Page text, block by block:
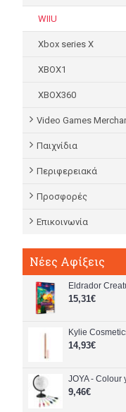
WIIU
Xbox series X
XBOX1
XBOX360
Video Games
Παιχνίδια
Περιφερειακά
Προσφορές
Επικοινωνία
Νέες Αφίξεις
Eldrador
15,31€
Kylie
14,93€
JOYA - Colour
9,46€